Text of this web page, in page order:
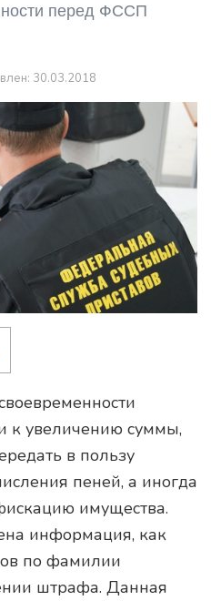
перед ФССП
30.03.2018
к увеличению суммы,
в пользу
пеней, а иногда
имущества.
информация, как
по фамилии
штрафа. Данная